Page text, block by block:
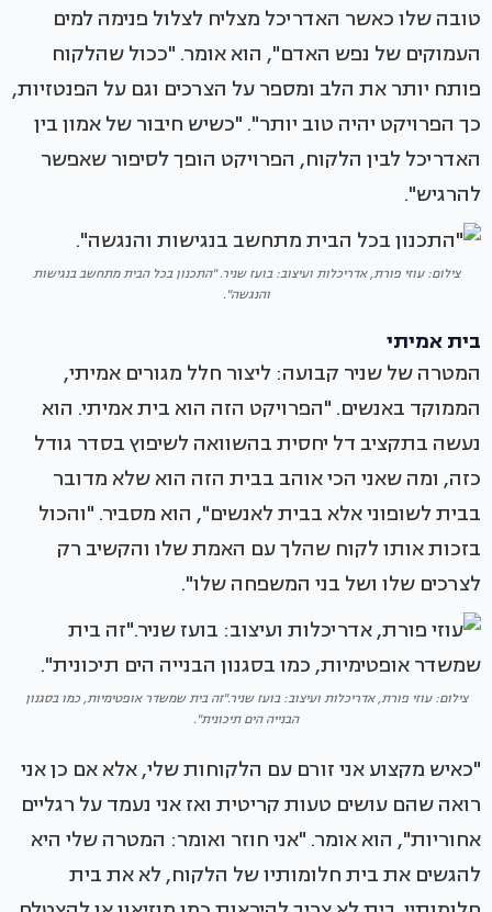
טובה שלו כאשר האדריכל מצליח לצלול פנימה למים
העמוקים של נפש האדם", הוא אומר. "ככול שהלקוח
פותח יותר את הלב ומספר על הצרכים וגם על הפנטזיות,
כך הפרויקט יהיה טוב יותר". "כשיש חיבור של אמון בין
האדריכל לבין הלקוח, הפרויקט הופך לסיפור שאפשר
להרגיש".
צילום: עוזי פורת, אדריכלות ועיצוב: בועז שניר. "התכנון בכל הבית מתחשב בנגישות
והנגשה".
בית אמיתי
המטרה של שניר קבועה: ליצור חלל מגורים אמיתי,
הממוקד באנשים. "הפרויקט הזה הוא בית אמיתי. הוא
נעשה בתקציב דל יחסית בהשוואה לשיפוץ בסדר גודל
כזה, ומה שאני הכי אוהב בבית הזה הוא שלא מדובר
בבית לשופוני אלא בבית לאנשים", הוא מסביר. "והכול
בזכות אותו לקוח שהלך עם האמת שלו והקשיב רק
לצרכים שלו ושל בני המשפחה שלו".
צילום: עוזי פורת, אדריכלות ועיצוב: בועז שניר."זה בית שמשדר אופטימיות, כמו בסגנון
הבנייה הים תיכונית".
"כאיש מקצוע אני זורם עם הלקוחות שלי, אלא אם כן אני
רואה שהם עושים טעות קריטית ואז אני נעמד על רגליים
אחוריות", הוא אומר. "אני חוזר ואומר: המטרה שלי היא
להגשים את בית חלומותיו של הלקוח, לא את בית